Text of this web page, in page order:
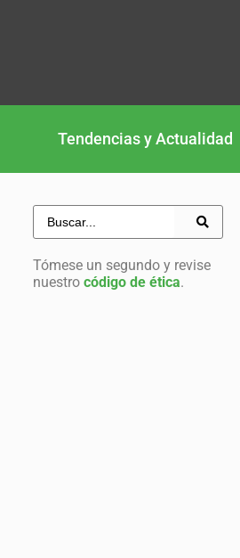
Tendencias y Actualidad
Tómese un segundo y revise
nuestro código de ética.